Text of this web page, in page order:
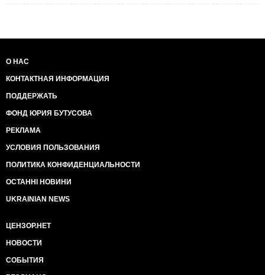
О НАС
КОНТАКТНАЯ ИНФОРМАЦИЯ
ПОДДЕРЖАТЬ
ФОНД ЮРИЯ БУТУСОВА
РЕКЛАМА
УСЛОВИЯ ПОЛЬЗОВАНИЯ
ПОЛИТИКА КОНФИДЕНЦИАЛЬНОСТИ
ОСТАННІ НОВИНИ
UKRAINIAN NEWS
ЦЕНЗОР.НЕТ
НОВОСТИ
СОБЫТИЯ